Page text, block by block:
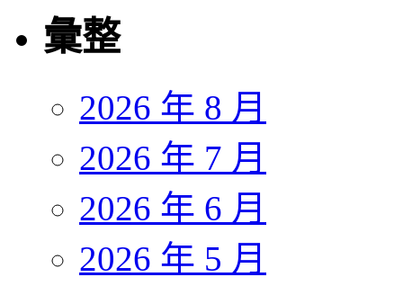
彙整
2026 年 8 月
2026 年 7 月
2026 年 6 月
2026 年 5 月